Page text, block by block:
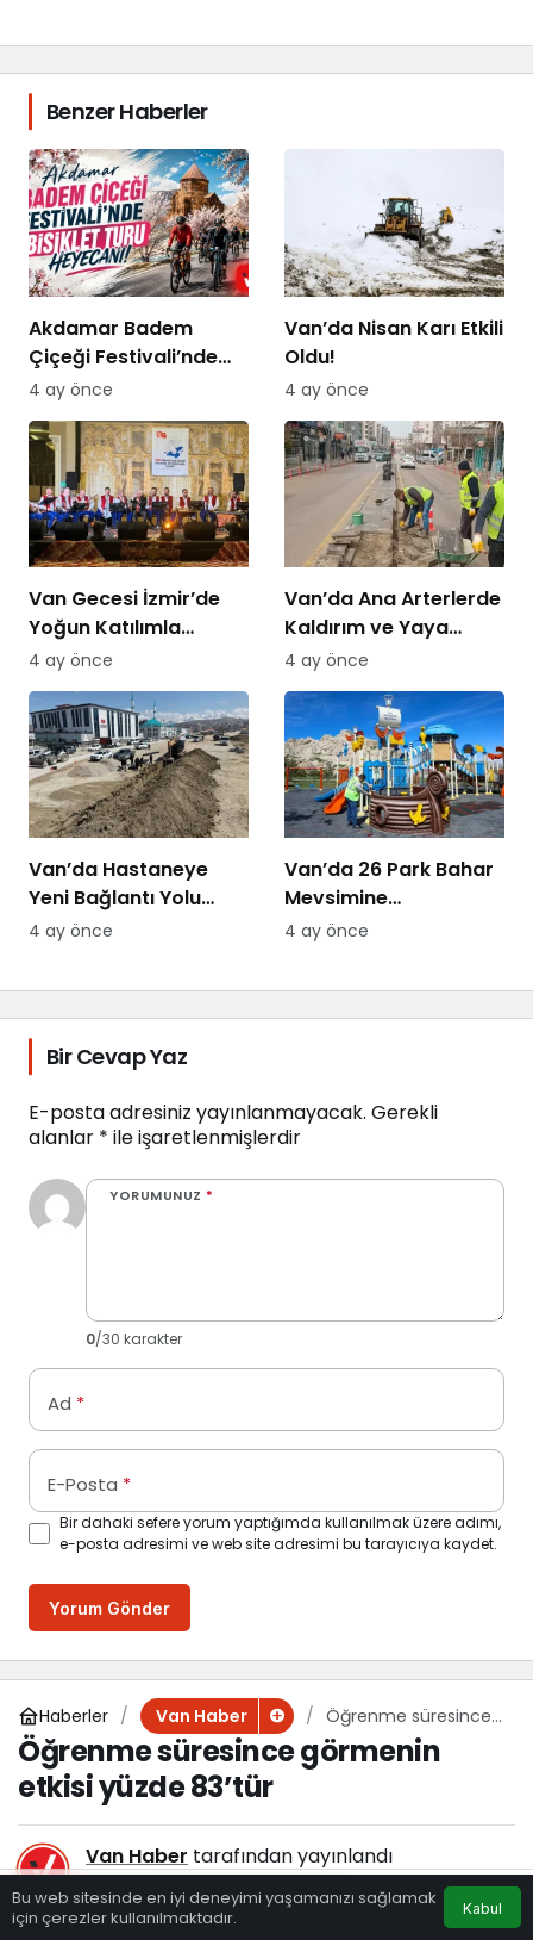
Benzer Haberler
Akdamar Badem
Çiçeği Festivali’nde
Bisiklet Turu Heyecanı
4 ay önce
Van’da Nisan Karı Etkili
Oldu!
4 ay önce
Van Gecesi İzmir’de
Yoğun Katılımla
Düzenlendi
4 ay önce
Van’da Ana Arterlerde
Kaldırım ve Yaya
Yolları Yenileniyor
4 ay önce
Van’da Hastaneye
Yeni Bağlantı Yolu
Yapılıyor
4 ay önce
Van’da 26 Park Bahar
Mevsimine
Hazırlanıyor
4 ay önce
Bir Cevap Yaz
E-posta adresiniz yayınlanmayacak. Gerekli
alanlar * ile işaretlenmişlerdir
YORUMUNUZ *
0/30 karakter
Ad *
E-Posta *
Bir dahaki sefere yorum yaptığımda kullanılmak üzere adımı,
e-posta adresimi ve web site adresimi bu tarayıcıya kaydet.
Yorum Gönder
Haberler Van Haber
Öğrenme süresince
görmenin etkisi
yüzde 83’tür
Öğrenme süresince görmenin
etkisi yüzde 83’tür
Van Haber tarafından yayınlandı
2 Eylül 2025, 10:03yayınlandı
93
Bu web sitesinde en iyi deneyimi yaşamanızı sağlamak
için çerezler kullanılmaktadır.
Kabul
Anasayfa Eczaneler Hava Durumu